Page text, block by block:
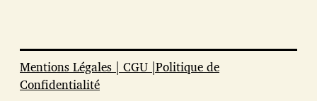
Mentions Légales | CGU |Politique de
Confidentialité